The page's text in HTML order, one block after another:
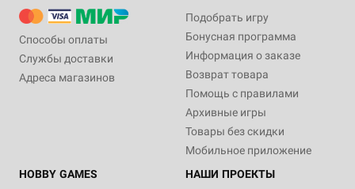
Способы оплаты
Службы доставки
Адреса магазинов
Подобрать игру
Бонусная программа
Информация о заказе
Возврат товара
Помощь с правилами
Архивные игры
Товары без скидки
Мобильное приложение
HOBBY GAMES
НАШИ ПРОЕКТЫ